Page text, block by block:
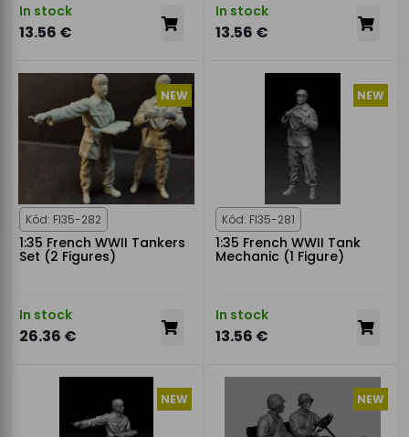
In stock
13.56 €
In stock
13.56 €
NEW
Kód: FI35-282
1:35 French WWII Tankers
Set (2 Figures)
In stock
26.36 €
NEW
Kód: FI35-281
1:35 French WWII Tank
Mechanic (1 Figure)
In stock
13.56 €
NEW NEW